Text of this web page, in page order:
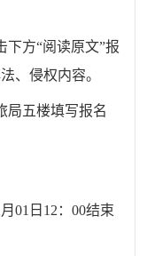
下方“阅读原文”报
、侵权内容。
局五楼填写报名
01日12：00结束